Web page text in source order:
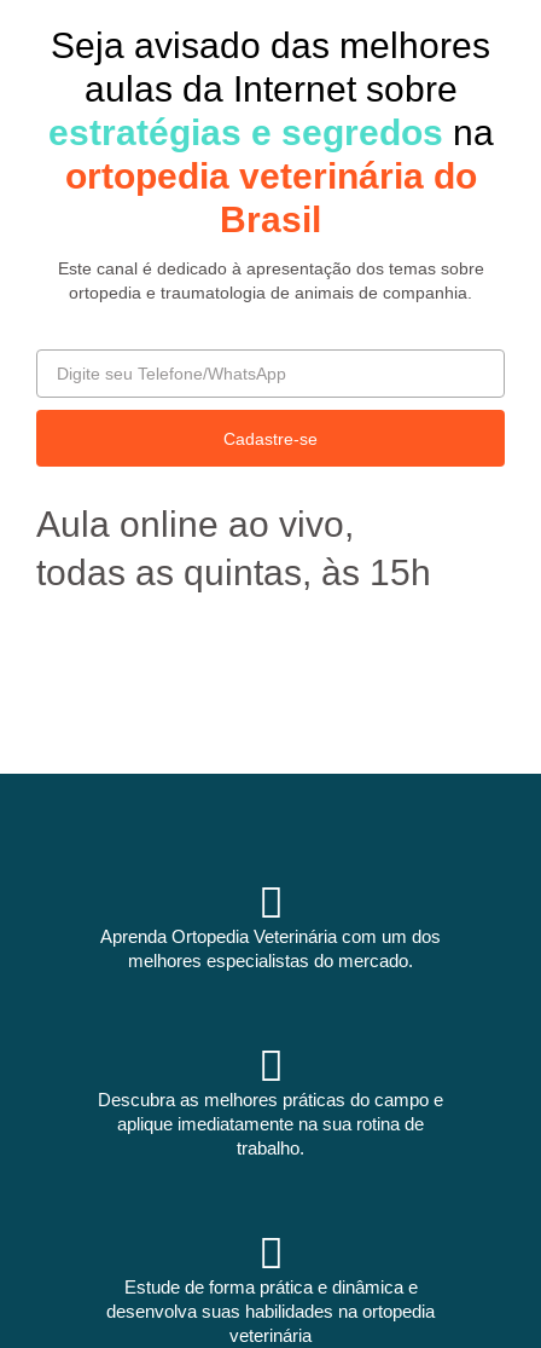
Seja avisado das melhores
aulas da Internet sobre
estratégias e segredos na
ortopedia veterinária do
Brasil
Este canal é dedicado à apresentação dos temas sobre
ortopedia e traumatologia de animais de companhia.
Cadastre-se
Aula online ao vivo,
todas as quintas, às 15h
Aprenda Ortopedia Veterinária com um dos
melhores especialistas do mercado.
Descubra as melhores práticas do campo e
aplique imediatamente na sua rotina de
trabalho.
Estude de forma prática e dinâmica e
desenvolva suas habilidades na ortopedia
veterinária